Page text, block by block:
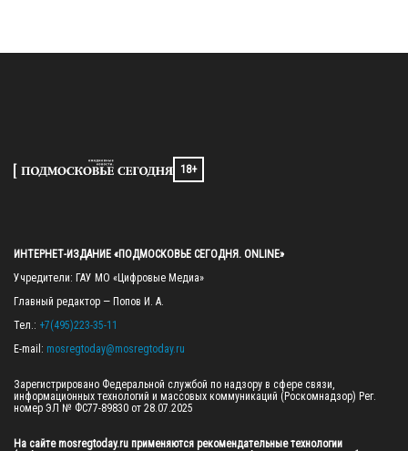
18+
ИНТЕРНЕТ-ИЗДАНИЕ «ПОДМОСКОВЬЕ СЕГОДНЯ. ONLINE»
Учредители: ГАУ МО «Цифровые Медиа»
Главный редактор — Попов И. А.
Тел.: +7(495)223-35-11
E-mail: mosregtoday@mosregtoday.ru
Зарегистрировано Федеральной службой по надзору в сфере связи,
информационных технологий и массовых коммуникаций (Роскомнадзор) Рег.
номер ЭЛ № ФС77-89830 от 28.07.2025
На сайте mosregtoday.ru применяются рекомендательные технологии